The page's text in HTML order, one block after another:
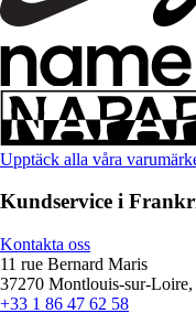
Upptäck alla våra
Kundservice i
Kontakta oss
11 rue Bernard Maris
37270 Montlouis-sur-
+33 1 86 47 62 58